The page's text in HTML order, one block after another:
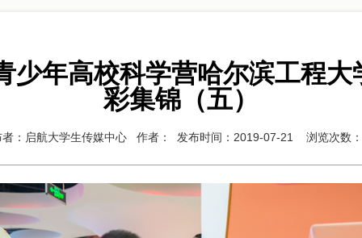
少年高校科学营哈尔滨工程大
彩集锦（五）
者：启航大学生传媒中心 作者： 发布时间：2019-07-21 浏览次数：